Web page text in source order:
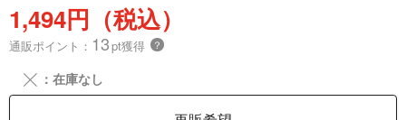
1,494円（税込）
通販ポイント： 13pt獲得 ？
╳ ：在庫なし